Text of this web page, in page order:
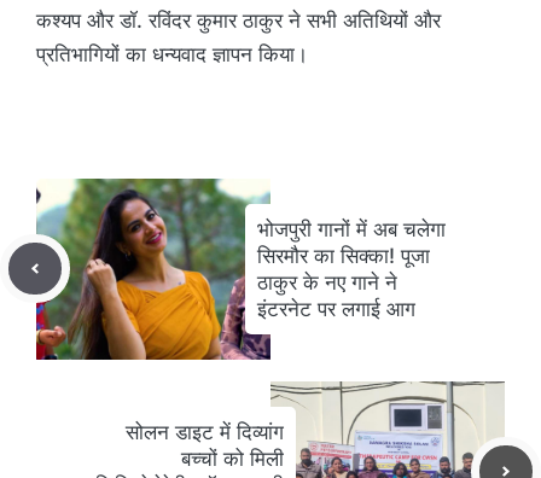
कश्यप और डॉ. रविंदर कुमार ठाकुर ने सभी अतिथियों और
प्रतिभागियों का धन्यवाद ज्ञापन किया।
भोजपुरी गानों में अब चलेगा
सिरमौर का सिक्का! पूजा
ठाकुर के नए गाने ने
इंटरनेट पर लगाई आग
सोलन डाइट में दिव्यांग
बच्चों को मिली